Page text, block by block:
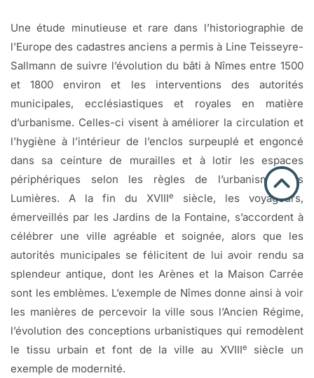
Une étude minutieuse et rare dans l’historiographie de
l’Europe des cadastres anciens a permis à Line Teisseyre-
Sallmann de suivre l’évolution du bâti à Nîmes entre 1500
et 1800 environ et les interventions des autorités
municipales, ecclésiastiques et royales en matière
d’urbanisme. Celles-ci visent à améliorer la circulation et
l’hygiène à l’intérieur de l’enclos surpeuplé et engoncé
dans sa ceinture de murailles et à lotir les espaces
périphériques selon les règles de l’urbanisme des
Lumières. A la fin du XVIIIe
siècle, les voyageurs,
émerveillés par les Jardins de la Fontaine, s’accordent à
célébrer une ville agréable et soignée, alors que les
autorités municipales se félicitent de lui avoir rendu sa
splendeur antique, dont les Arènes et la Maison Carrée
sont les emblèmes. L’exemple de Nîmes donne ainsi à voir
les manières de percevoir la ville sous l’Ancien Régime,
l’évolution des conceptions urbanistiques qui remodèlent
le tissu urbain et font de la ville au XVIIIe
siècle un
exemple de modernité.